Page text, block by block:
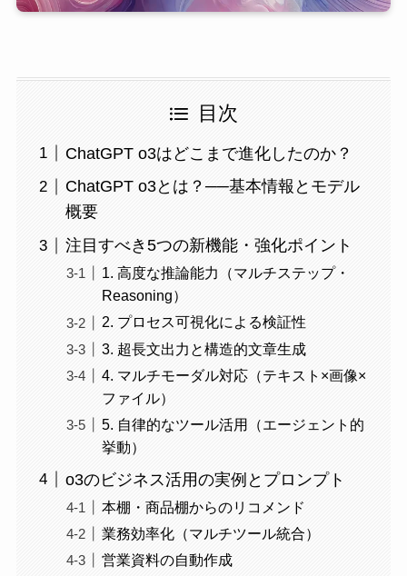
目次
ChatGPT o3はどこまで進化したのか？
ChatGPT o3とは？──基本情報とモデル
概要
注目すべき5つの新機能・強化ポイント
1. 高度な推論能力（マルチステップ・
Reasoning）
2. プロセス可視化による検証性
3. 超長文出力と構造的文章生成
4. マルチモーダル対応（テキスト×画像×
ファイル）
5. 自律的なツール活用（エージェント的
挙動）
o3のビジネス活用の実例とプロンプト
本棚・商品棚からのリコメンド
業務効率化（マルチツール統合）
営業資料の自動作成